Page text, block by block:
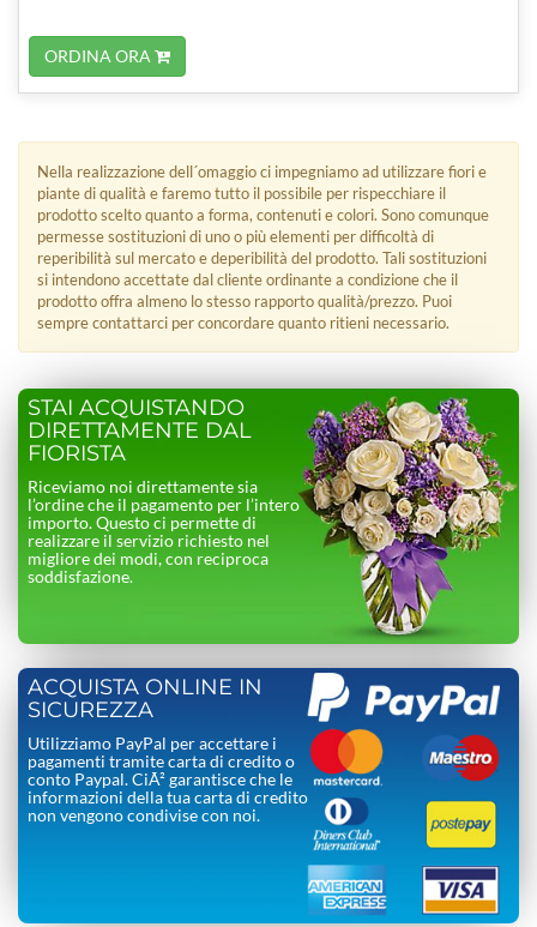
ORDINA ORA
Nella realizzazione dell´omaggio ci impegniamo ad utilizzare fiori e
piante di qualità e faremo tutto il possibile per rispecchiare il
prodotto scelto quanto a forma, contenuti e colori. Sono comunque
permesse sostituzioni di uno o più elementi per difficoltà di
reperibilità sul mercato e deperibilità del prodotto. Tali sostituzioni
si intendono accettate dal cliente ordinante a condizione che il
prodotto offra almeno lo stesso rapporto qualità/prezzo. Puoi
sempre contattarci per concordare quanto ritieni necessario.
STAI ACQUISTANDO
DIRETTAMENTE DAL
FIORISTA
Riceviamo noi direttamente sia
l’ordine che il pagamento per l’intero
importo. Questo ci permette di
realizzare il servizio richiesto nel
migliore dei modi, con reciproca
soddisfazione.
ACQUISTA ONLINE IN
SICUREZZA
Utilizziamo PayPal per accettare i
pagamenti tramite carta di credito o
conto Paypal. CiÃ² garantisce che le
informazioni della tua carta di credito
non vengono condivise con noi.